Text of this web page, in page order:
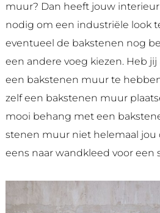
muur? Dan heeft jouw
nodig om een industriële look
eventueel de bakstenen nog
een andere voeg kiezen. Heb
een bakstenen muur te
zelf een bakstenen muur
mooi behang met een
stenen muur niet helemaal jou
eens naar wandkleed voor een